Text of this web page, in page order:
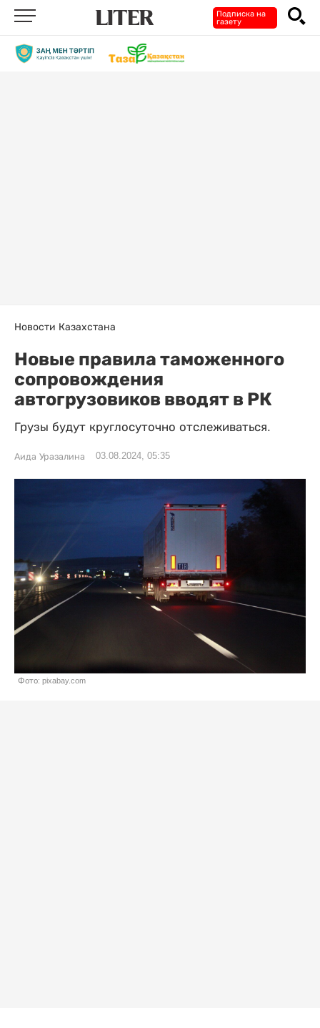
Подписка на
газету
Новости Казахстана
Новые правила таможенного
сопровождения
автогрузовиков вводят в РК
Грузы будут круглосуточно отслеживаться.
Аида Уразалина 03.08.2024, 05:35
Фото: pixabay.com